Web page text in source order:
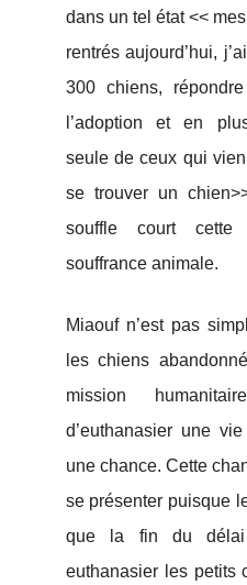
dans un tel état <<
rentrés aujourd’hui,
300 chiens,
l’adoption et en
seule de ceux qui
se trouver un
souffle court
souffrance animale.
Miaouf n’est pas
les chiens
mission
d’euthanasier une
une chance. Cette
se présenter puisque
que la fin du délai
euthanasier les petits